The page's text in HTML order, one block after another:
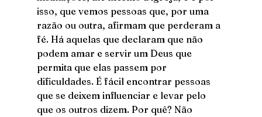
isso, que vemos pessoas que, por uma
razão ou outra, afirmam que perderam a
fé. Há aquelas que declaram que não
podem amar e servir um Deus que
permita que elas passem por
dificuldades. É fácil encontrar pessoas
que se deixem influenciar e levar pelo
que os outros dizem. Por quê? Não